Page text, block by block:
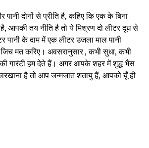
दोनों से प्रीति है, कहिए कि एक के बिना
आपकी तय नीति है तो ये मिश्रण दो लीटर दूध से
पानी के दाम में एक लीटर उजला माल पानी
मत करिए। अवसरानुसार , कभी सुधा, कभी
गारंटी हम देते हैं। अगर आपके शहर में शुद्ध भैंस
है तो आप जन्मजात शतायु हैं, आपको यूँ ही